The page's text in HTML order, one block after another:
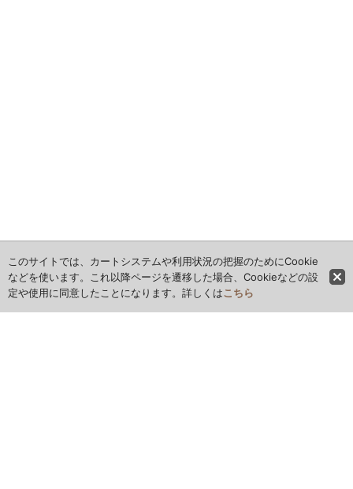
このサイトでは、カートシステムや利用状況の把握のためにCookie
などを使います。これ以降ページを遷移した場合、Cookieなどの設
定や使用に同意したことになります。詳しくはこちら